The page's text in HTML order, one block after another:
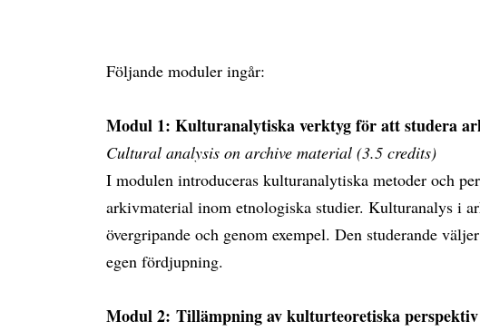
Följande moduler ingår:
Modul 1: Kulturanalytiska verktyg för att studera
Cultural analysis on archive material (3.5 credits)
I modulen introduceras kulturanalytiska metoder och
arkivmaterial inom etnologiska studier. Kulturanalys i
övergripande och genom exempel. Den studerande
egen fördjupning.
Modul 2: Tillämpning av kulturteoretiska